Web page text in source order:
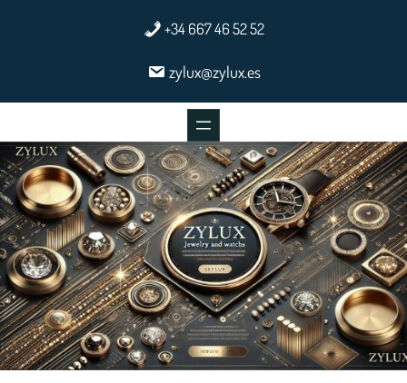
+34 667 46 52 52
zylux@zylux.es